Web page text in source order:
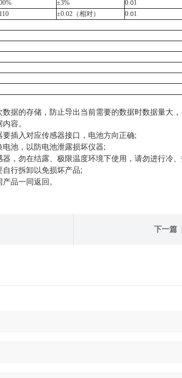
±3% 0.01
±0.02（相对） 0.01
的存储，防止导出当前需要的数据时数据量大，
容。
入对应传感器接口，电池方向正确;
池，以防电池泄露损坏仪器;
勿在结露、极限温度环境下使用，请勿进行冷、
行拆卸以免损坏产品;
品一同返回。
下一篇